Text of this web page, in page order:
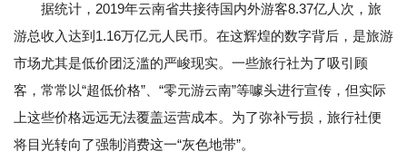
据统计，2019年云南省共接待国内外游客8.37亿人次，旅
游总收入达到1.16万亿元人民币。在这辉煌的数字背后，是旅游
市场尤其是低价团泛滥的严峻现实。一些旅行社为了吸引顾
客，常常以“超低价格”、“零元游云南”等噱头进行宣传，但实际
上这些价格远远无法覆盖运营成本。为了弥补亏损，旅行社便
将目光转向了强制消费这一“灰色地带”。